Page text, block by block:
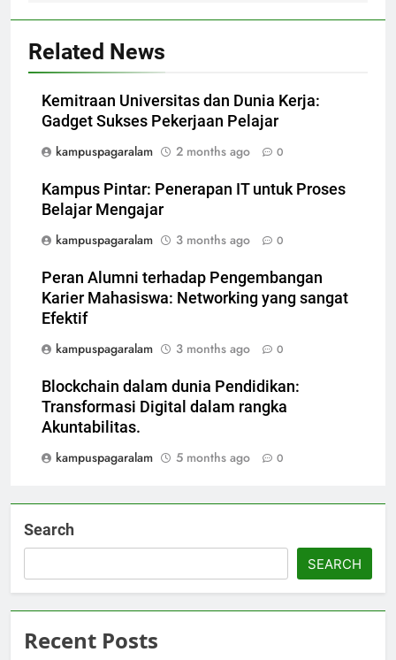
Related News
Kemitraan Universitas dan Dunia Kerja:
Gadget Sukses Pekerjaan Pelajar
kampuspagaralam
2 months ago 0
Kampus Pintar: Penerapan IT untuk Proses
Belajar Mengajar
kampuspagaralam
3 months ago 0
Peran Alumni terhadap Pengembangan
Karier Mahasiswa: Networking yang sangat
Efektif
kampuspagaralam
3 months ago 0
Blockchain dalam dunia Pendidikan:
Transformasi Digital dalam rangka
Akuntabilitas.
kampuspagaralam
5 months ago 0
Search
SEARCH
Recent Posts